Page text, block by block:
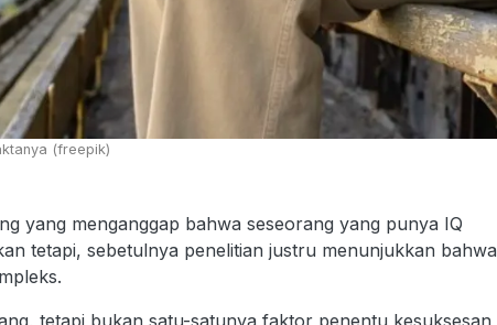
(freepik)
yang menganggap bahwa seseorang yang punya IQ
tetapi, sebetulnya penelitian justru menunjukkan bahwa